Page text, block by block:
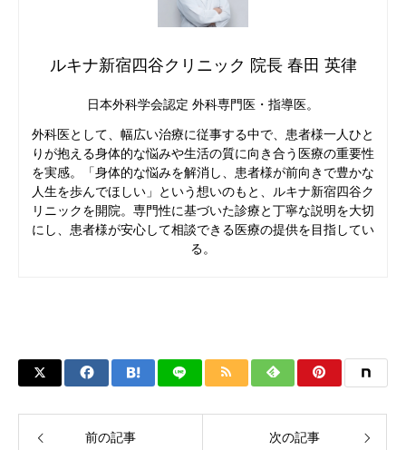
ルキナ新宿四谷クリニック 院長 春田 英律
日本外科学会認定 外科専門医・指導医。
外科医として、幅広い治療に従事する中で、患者様一人ひと
りが抱える身体的な悩みや生活の質に向き合う医療の重要性
を実感。「身体的な悩みを解消し、患者様が前向きで豊かな
人生を歩んでほしい」という想いのもと、ルキナ新宿四谷ク
リニックを開院。専門性に基づいた診療と丁寧な説明を大切
にし、患者様が安心して相談できる医療の提供を目指してい
る。
前の記事 次の記事